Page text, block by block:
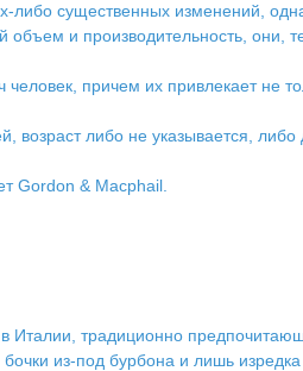
либо существенных изменений,
и производительность, они,
причем их привлекает не
возраст либо не указывается,
Gordon & Macphail.
традиционно
из-под бурбона и лишь изредка